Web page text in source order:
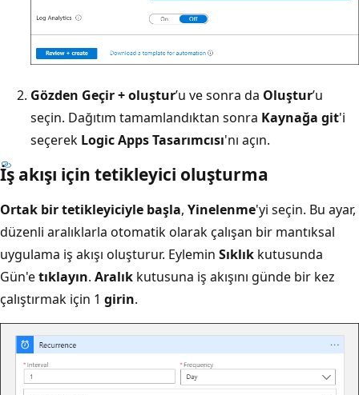
Gözden Geçir + oluştur’u ve sonra da Oluştur’u
seçin. Dağıtım tamamlandıktan sonra Kaynağa git'i
seçerek Logic Apps Tasarımcısı'nı açın.
İş akışı için tetikleyici oluşturma
Ortak bir tetikleyiciyle başla, Yinelenme'yi seçin. Bu ayar,
düzenli aralıklarla otomatik olarak çalışan bir mantıksal
uygulama iş akışı oluşturur. Eylemin Sıklık kutusunda
Gün'etıklayın. Aralık kutusuna iş akışını günde bir kez
çalıştırmak için 1 girin.